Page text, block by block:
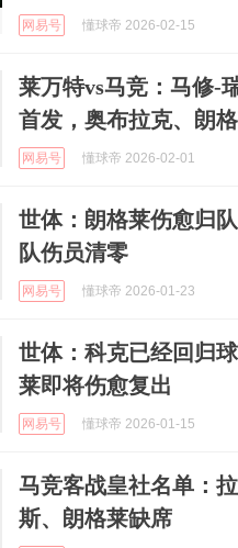
网易号 懂球帝 2026-02-15
莱万特vs马竞：马修-
首发，奥布拉克、朗
网易号 懂球帝 2026-02-01
世体：朗格莱伤愈归
队伤员清零
网易号 懂球帝 2026-01-23
世体：科克已经回归
莱即将伤愈复出
网易号 懂球帝 2026-01-15
马竞客战皇社名单：
斯、朗格莱缺席